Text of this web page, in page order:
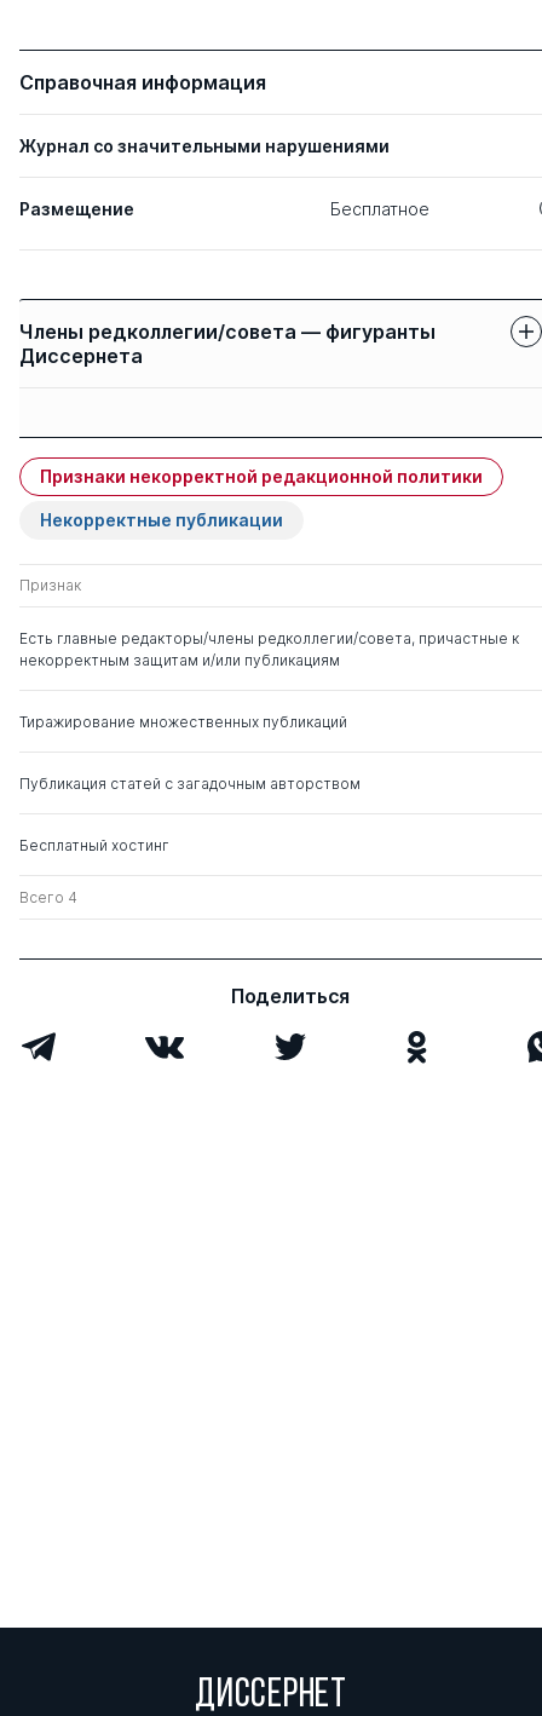
Справочная информация
Журнал со значительными нарушениями
Размещение Бесплатное
Члены редколлегии/совета — фигуранты
Диссернета
Дамбаев Георгий
Цыренович
д. мед. н. 0 2
Признаки некорректной редакционной политики
Некорректные публикации
Признак
Есть главные редакторы/члены редколлегии/совета, причастные к
некорректным защитам и/или публикациям
Тиражирование множественных публикаций
Публикация статей с загадочным авторством
Бесплатный хостинг
Всего 4
Поделиться
ДИССЕРНЕТ